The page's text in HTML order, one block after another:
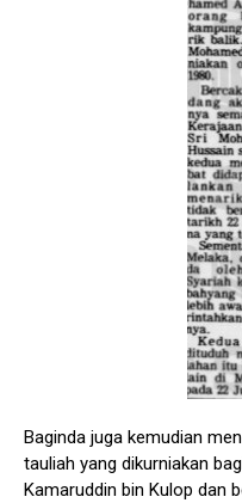
Baginda juga kemudian
tauliah yang dikurniakan
Kamaruddin bin Kulop dan